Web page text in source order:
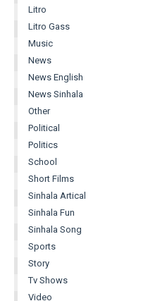
Litro
Litro Gass
Music
News
News English
News Sinhala
Other
Political
Politics
School
Short Films
Sinhala Artical
Sinhala Fun
Sinhala Song
Sports
Story
Tv Shows
Video